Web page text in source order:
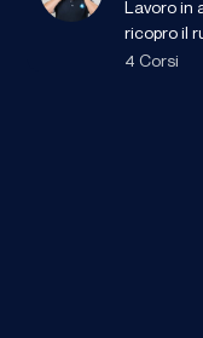
Lavoro in
ricopro il
4 Corsi